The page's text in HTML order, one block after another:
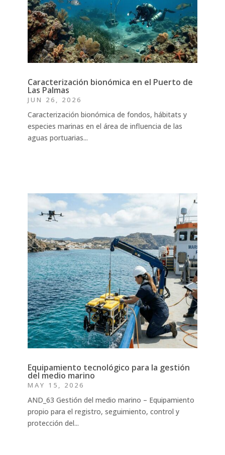
Caracterización bionómica en el Puerto de
Las Palmas
JUN 26, 2026
Caracterización bionómica de fondos, hábitats y
especies marinas en el área de influencia de las
aguas portuarias...
Equipamiento tecnológico para la gestión
del medio marino
MAY 15, 2026
AND_63 Gestión del medio marino – Equipamiento
propio para el registro, seguimiento, control y
protección del...